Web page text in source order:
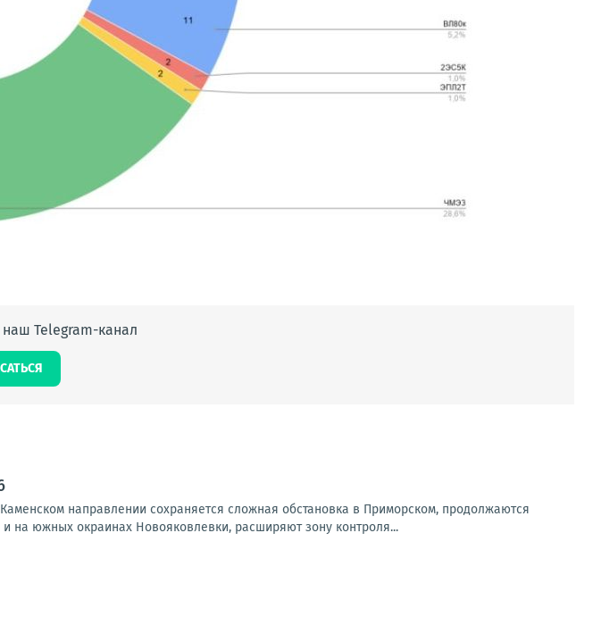
Telegram-канал
направлении сохраняется сложная обстановка в Приморском, продолжаются
на южных окраинах Новояковлевки, расширяют зону контроля...